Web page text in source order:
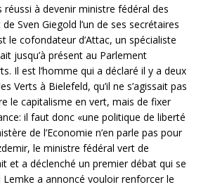
réussi à devenir ministre fédéral des
Sven Giegold l’un de ses secrétaires
le cofondateur d’Attac, un spécialiste
jusqu’à présent au Parlement
Il est l’homme qui a déclaré il y a deux
Verts à Bielefeld, qu’il ne s’agissait pas
le capitalisme en vert, mais de fixer
il faut donc «une politique de liberté
de l’Economie n’en parle pas pour
le ministre fédéral vert de
et a déclenché un premier débat qui se
a annoncé vouloir renforcer le